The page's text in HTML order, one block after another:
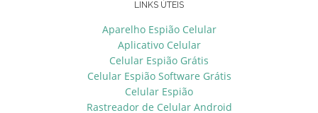
LINKS ÚTEIS
Aparelho Espião Celular
Aplicativo Celular
Celular Espião Grátis
Celular Espião Software Grátis
Celular Espião
Rastreador de Celular Android